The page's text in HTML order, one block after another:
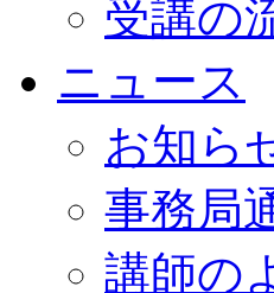
受講の
ニュース
お知ら
事務局
講師の